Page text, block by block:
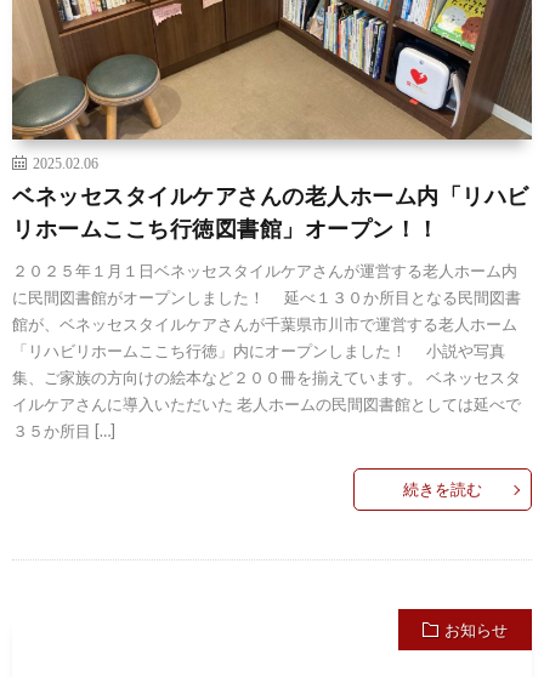
2025.02.06
ベネッセスタイルケアさんの老人ホーム内「リハビ
リホームここち行徳図書館」オープン！！
２０２５年１月１日ベネッセスタイルケアさんが運営する老人ホーム内
に民間図書館がオープンしました！ 延べ１３０か所目となる民間図書
館が、ベネッセスタイルケアさんが千葉県市川市で運営する老人ホーム
「リハビリホームここち行徳」内にオープンしました！ 小説や写真
集、ご家族の方向けの絵本など２００冊を揃えています。 ベネッセスタ
イルケアさんに導入いただいた 老人ホームの民間図書館としては延べで
３５か所目 […]
続きを読む
お知らせ